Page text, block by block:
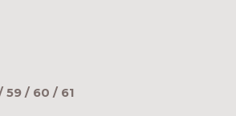
59 / 60 / 61